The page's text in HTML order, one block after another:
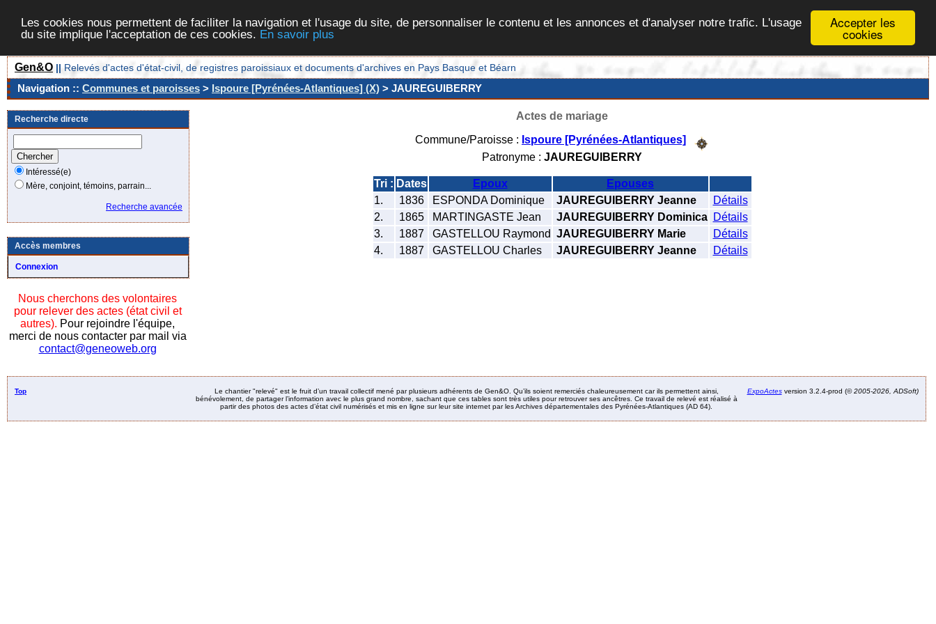
Accepter les
cookies
Les cookies nous permettent de faciliter la navigation et l'usage du site, de personnaliser le contenu et les annonces et d'analyser notre trafic. L'usage
du site implique l'acceptation de ces cookies. En savoir plus
Gen&O || Relevés d'actes d'état-civil, de registres paroissiaux et documents d'archives en Pays Basque et Béarn
Navigation :: Communes et paroisses > Ispoure [Pyrénées-Atlantiques] (X) > JAUREGUIBERRY
Recherche directe
Intéressé(e)
Mère, conjoint, témoins, parrain...
Recherche avancée
Accès membres
Connexion
Nous cherchons des volontaires
pour relever des actes (état civil et
autres). Pour rejoindre l'équipe,
merci de nous contacter par mail via
contact@geneoweb.org
Actes de mariage
Commune/Paroisse : Ispoure [Pyrénées-Atlantiques]
Patronyme : JAUREGUIBERRY
Tri : Dates Epoux
Epouses
1.
1836 ESPONDA Dominique JAUREGUIBERRY Jeanne
Détails
2.
1865 MARTINGASTE Jean JAUREGUIBERRY Dominica
Détails
3.
1887 GASTELLOU Raymond JAUREGUIBERRY Marie
Détails
4.
1887 GASTELLOU Charles JAUREGUIBERRY Jeanne Détails
Top
Le chantier "relevé" est le fruit d’un travail collectif mené par plusieurs adhérents de Gen&O. Qu’ils soient remerciés chaleureusement car ils permettent ainsi,
bénévolement, de partager l’information avec le plus grand nombre, sachant que ces tables sont très utiles pour retrouver ses ancêtres. Ce travail de relevé est réalisé à
partir des photos des actes d’état civil numérisés et mis en ligne sur leur site internet par les Archives départementales des Pyrénées-Atlantiques (AD 64).
ExpoActesversion 3.2.4-prod (©2005-2026, ADSoft)